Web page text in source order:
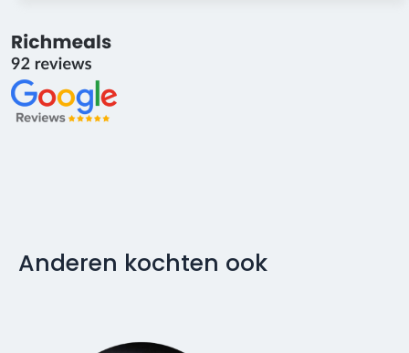
Anderen kochten ook